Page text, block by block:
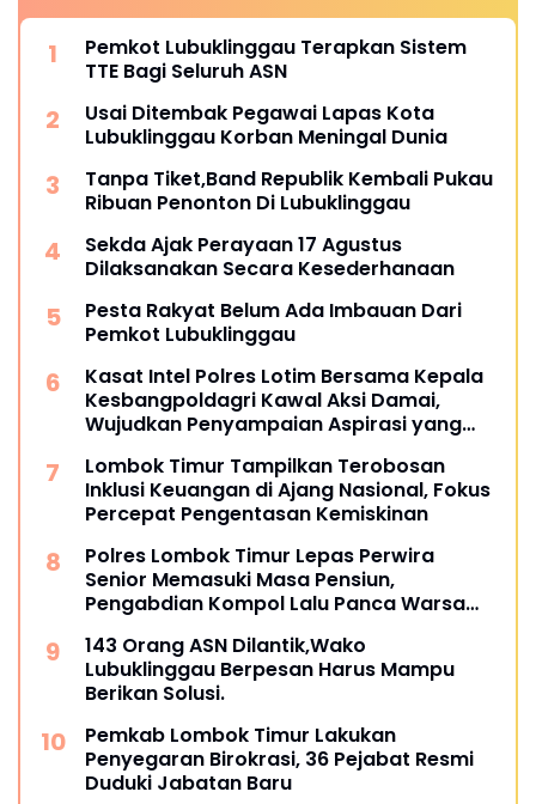
Pemkot Lubuklinggau Terapkan Sistem
TTE Bagi Seluruh ASN
Usai Ditembak Pegawai Lapas Kota
Lubuklinggau Korban Meningal Dunia
Tanpa Tiket,Band Republik Kembali Pukau
Ribuan Penonton Di Lubuklinggau
Sekda Ajak Perayaan 17 Agustus
Dilaksanakan Secara Kesederhanaan
Pesta Rakyat Belum Ada Imbauan Dari
Pemkot Lubuklinggau
Kasat Intel Polres Lotim Bersama Kepala
Kesbangpoldagri Kawal Aksi Damai,
Wujudkan Penyampaian Aspirasi yang
Lombok Timur Tampilkan Terobosan
Inklusi Keuangan di Ajang Nasional, Fokus
Percepat Pengentasan Kemiskinan
Polres Lombok Timur Lepas Perwira
Senior Memasuki Masa Pensiun,
Pengabdian Kompol Lalu Panca Warsa
143 Orang ASN Dilantik,Wako
Lubuklinggau Berpesan Harus Mampu
Berikan Solusi.
Pemkab Lombok Timur Lakukan
Penyegaran Birokrasi, 36 Pejabat Resmi
Duduki Jabatan Baru